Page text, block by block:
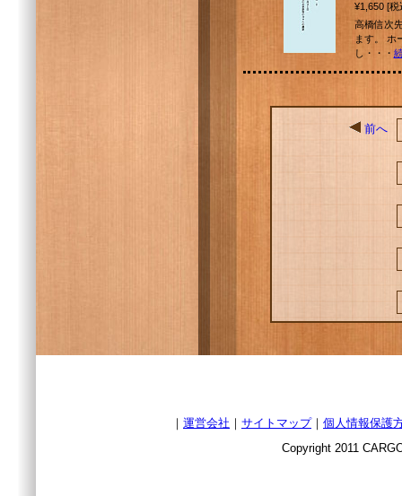
¥1,650 [
高橋信次
ます。 ホ
し・・・
前へ
｜ 運営会社 ｜ サイトマップ｜ 個人情報保護
Copyright 2011